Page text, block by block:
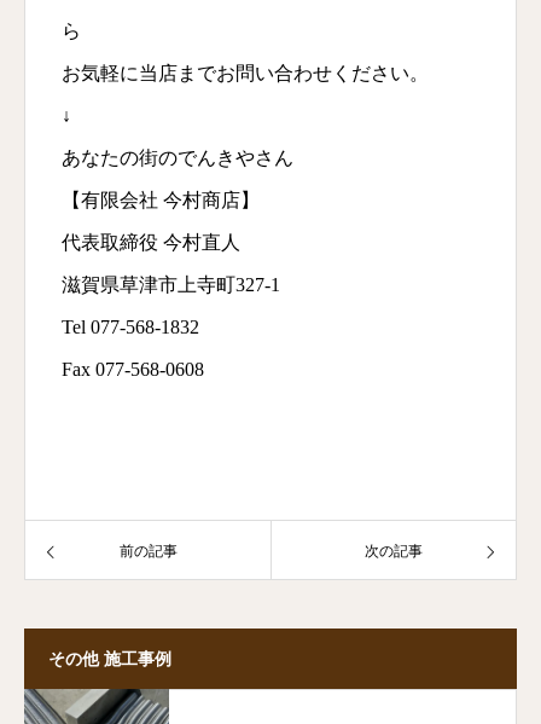
ら
お気軽に当店までお問い合わせください。
↓
あなたの街のでんきやさん
【有限会社 今村商店】
代表取締役 今村直人
滋賀県草津市上寺町327-1
Tel 077-568-1832
Fax 077-568-0608
前の記事 次の記事
その他 施工事例